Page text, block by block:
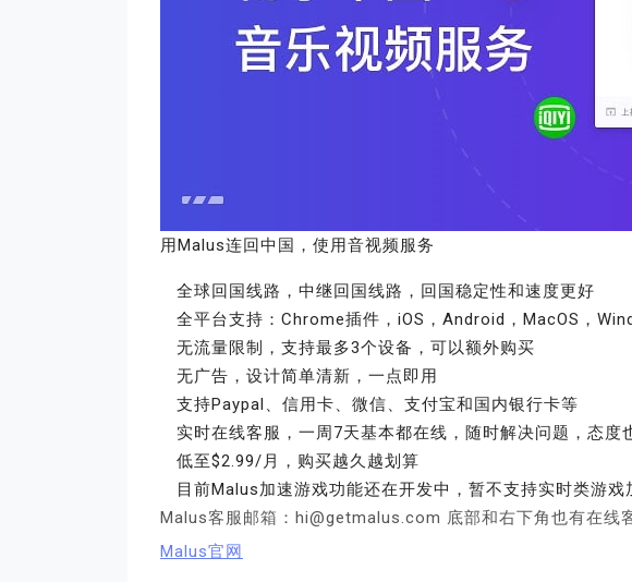
用Malus连回中国，使用音视频服务
全球回国线路，中继回国线路，回国稳定性和速度更好
全平台支持：Chrome插件，iOS，Android，MacOS，
无流量限制，支持最多3个设备，可以额外购买
无广告，设计简单清新，一点即用
支持Paypal、信用卡、微信、支付宝和国内银行卡等
实时在线客服，一周7天基本都在线，随时解决问题，态度
低至$2.99/月，购买越久越划算
目前Malus加速游戏功能还在开发中，暂不支持实时类游戏
Malus客服邮箱：hi@getmalus.com 底部和右下角也有在线
Malus官网